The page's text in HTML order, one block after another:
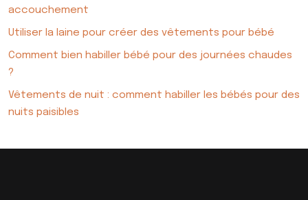
accouchement
Utiliser la laine pour créer des vêtements pour bébé
Comment bien habiller bébé pour des journées chaudes
?
Vêtements de nuit : comment habiller les bébés pour des
nuits paisibles